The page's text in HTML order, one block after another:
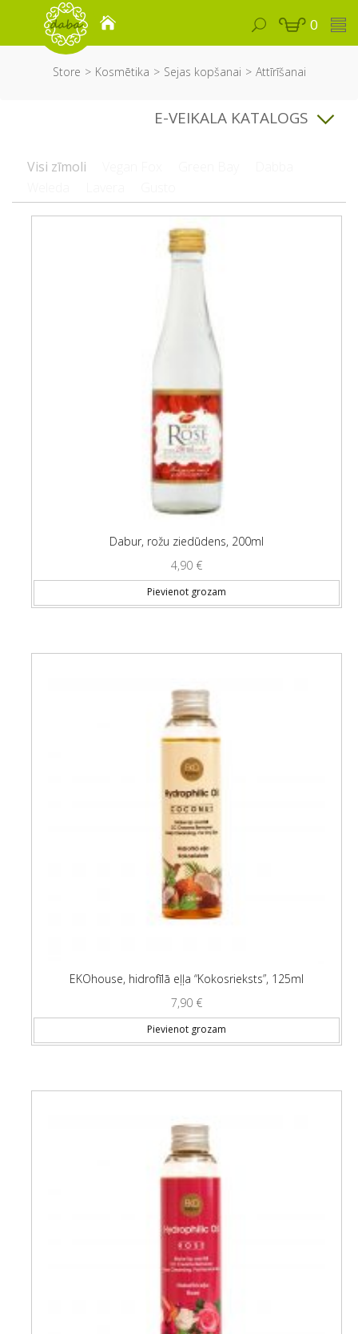
0
Store Kosmētika Sejas kopšanai Attīrīšanai
E-VEIKALA KATALOGS
Visi zīmoli
Dabur, rožu ziedūdens, 200ml
4,90 €
Pievienot grozam
EKOhouse, hidrofīlā eļļa “Kokosrieksts”, 125ml
7,90 €
Pievienot grozam